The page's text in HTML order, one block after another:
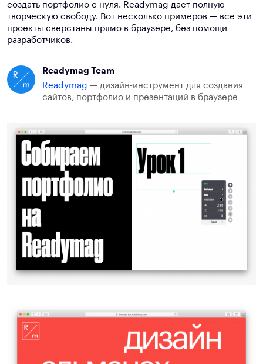
создать портфолио с нуля. Readymag дает полную
творческую свободу. Вот несколько примеров — все эти
проекты сверстаны прямо в браузере, без помощи
разработчиков.
Readymag Team
Readymag — дизайн-инструмент для создания
сайтов, портфолио и презентаций в браузере